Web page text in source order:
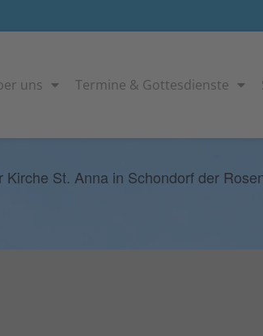
uns Termine & Gottesdienste
St. Anna in Schondorf der